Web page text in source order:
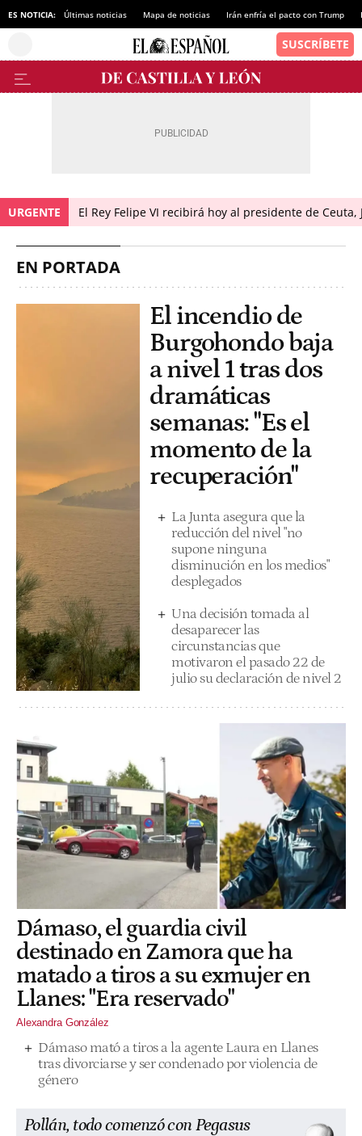
ES NOTICIA: Últimas noticias Mapa de noticias Irán enfría el pacto con Trump
URGENTE El Rey Felipe VI recibirá hoy al presidente de Ceuta,
EN PORTADA
El incendio de
Burgohondo baja
a nivel 1 tras dos
dramáticas
semanas: "Es el
momento de la
recuperación"
La Junta asegura que la
reducción del nivel "no
supone ninguna
disminución en los medios"
desplegados
Una decisión tomada al
desaparecer las
circunstancias que
motivaron el pasado 22 de
julio su declaración de nivel 2
Dámaso, el guardia civil
destinado en Zamora que ha
matado a tiros a su exmujer en
Llanes: "Era reservado"
Alexandra González
Dámaso mató a tiros a la agente Laura en Llanes
tras divorciarse y ser condenado por violencia de
género
Pollán, todo comenzó con Pegasus